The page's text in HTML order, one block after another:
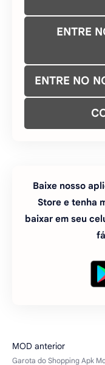
ENTRE
ENTRE NO
Baixe nosso
Store e tenha
baixar em seu